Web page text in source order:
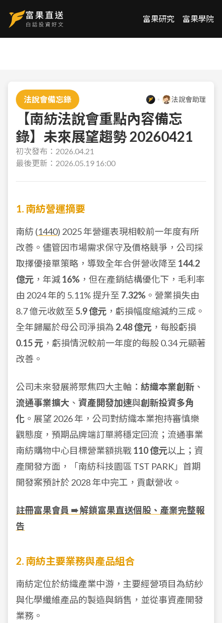
富果研究 富果學院
法說會備忘錄 法說會助理
【南紡法說會重點內容備忘
錄】未來展望趨勢 20260421
初次發布： 2026.04.21
最後更新： 2026.05.19 16:00
1. 南紡營運摘要
南紡 (1440) 2025 年營運表現相較前一年度有所
改善。儘管因市場需求保守及價格競爭，公司採
取擇優接單策略，導致全年合併營收降至 144.2
億元 ，年減16% ，但在產銷結構優化下，毛利率
由 2024 年的 5.11% 提升至 7.32% 。營業損失由
8.7 億元收斂至 5.9 億元 ，虧損幅度縮減約三成。
全年歸屬於母公司淨損為 2.48 億元 ，每股虧損
0.15 元 ，虧損情況較前一年度的每股 0.34 元顯著
改善。
公司未來發展將聚焦四大主軸： 紡織本業創新 、
流通事業擴大 、 資產開發加速與創新投資多角
化 。展望 2026 年，公司對紡織本業抱持審慎樂
觀態度，預期品牌端訂單將穩定回流；流通事業
南紡購物中心目標營業額挑戰 110 億元以上；資
產開發方面，「南紡科技園區 TST PARK」首期
開發案預計於 2028 年中完工，貢獻營收。
註冊富果會員 ➠ 解鎖富果直送個股、產業完整報
告
2. 南紡主要業務與產品組合
南紡定位於紡織產業中游，主要經營項目為紡紗
與化學纖維產品的製造與銷售，並從事資產開發
業務。